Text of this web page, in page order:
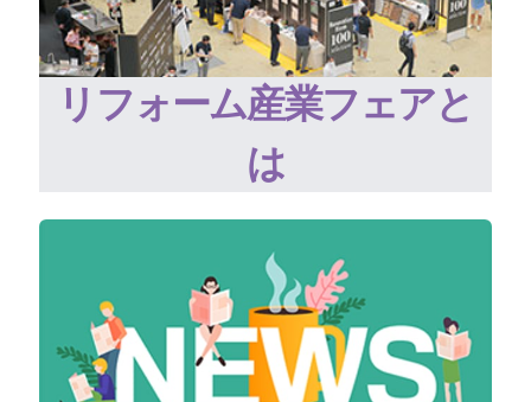
リフォーム産業フェアと
は